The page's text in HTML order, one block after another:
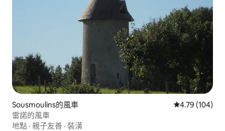
Sousmoulins的風車 從 104 則評價
4.79 (104)
雷諾的風車
地點 · 親子友善 · 裝潢